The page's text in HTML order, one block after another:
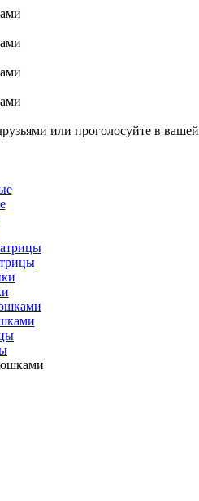
или проголосуйте в вашей